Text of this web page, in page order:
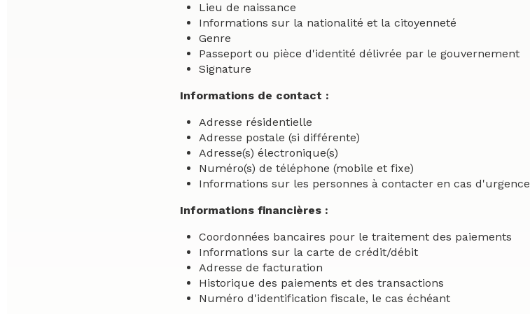
Lieu de naissance
Informations sur la nationalité et la citoyenneté
Genre
Passeport ou pièce d'identité délivrée par le gouvernement
Signature
Informations de contact :
Adresse résidentielle
Adresse postale (si différente)
Adresse(s) électronique(s)
Numéro(s) de téléphone (mobile et fixe)
Informations sur les personnes à contacter en cas d'urgence
Informations financières :
Coordonnées bancaires pour le traitement des paiements
Informations sur la carte de crédit/débit
Adresse de facturation
Historique des paiements et des transactions
Numéro d'identification fiscale, le cas échéant